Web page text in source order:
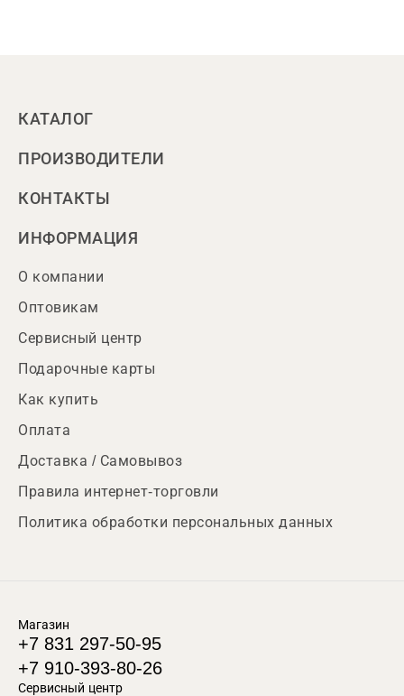
КАТАЛОГ
ПРОИЗВОДИТЕЛИ
КОНТАКТЫ
ИНФОРМАЦИЯ
О компании
Оптовикам
Сервисный центр
Подарочные карты
Как купить
Оплата
Доставка / Самовывоз
Правила интернет-торговли
Политика обработки персональных данных
Магазин
+7 831 297-50-95
+7 910-393-80-26
Сервисный центр